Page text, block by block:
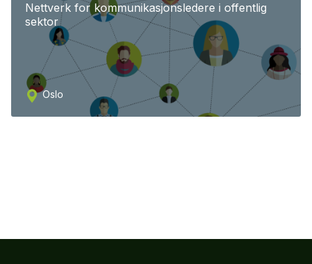
Nettverk for kommunikasjonsledere i offentlig
sektor
Oslo